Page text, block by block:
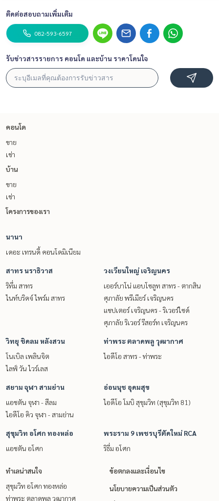
ติดต่อสอบถามเพิ่มเติม
082-593-6597
รับข่าวสารรายการ คอนโด และบ้าน ราคาโดนใจ
คอนโด
ขาย
เช่า
บ้าน
ขาย
เช่า
โครงการของเรา
นานา
เดอะ เทรนดี้ คอนโดมิเนียม
สาทร นราธิวาส
ริทึ่ม สาทร
ไนท์บริดจ์ ไพร์ม สาทร
วงเวียนใหญ่ เจริญนคร
เออร์บาโน่ แอบโซลูท สาทร - ตากสิน
ศุภาลัย พรีเมียร์ เจริญนคร
แชปเตอร์ เจริญนคร - ริเวอร์ไซด์
ศุภาลัย ริเวอร์ รีสอร์ท เจริญนคร
วิทยุ ชิดลม หลังสวน
โนเบิล เพลินจิต
ไลฟ์ วัน ไวร์เลส
ท่าพระ ตลาดพลู วุฒากาศ
ไอดีโอ สาทร - ท่าพระ
สยาม จุฬา สามย่าน
แอชตัน จุฬา - สีลม
ไอดีโอ คิว จุฬา - สามย่าน
อ่อนนุช อุดมสุข
ไอดีโอ โมบิ สุขุมวิท (สุขุมวิท 81)
สุขุมวิท อโศก ทองหล่อ
แอชตัน อโศก
พระราม 9 เพชรบุรีตัดใหม่ RCA
ริธึ่ม อโศก
ทำเลน่าสนใจ
สุขุมวิท อโศก ทองหล่อ
ท่าพระ ตลาดพลู วุฒากาศ
ข้อตกลงและเงื่อนไข
นโยบายความเป็นส่วนตัว